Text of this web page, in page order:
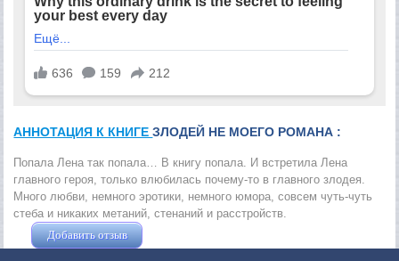
АННОТАЦИЯ К КНИГЕЗЛОДЕЙ НЕ МОЕГО РОМАНА :
Попала Лена так попала… В книгу попала. И встретила Лена
главного героя, только влюбилась почему-то в главного злодея.
Много любви, немного эротики, немного юмора, совсем чуть-чуть
стеба и никаких метаний, стенаний и расстройств.
Добавить отзыв